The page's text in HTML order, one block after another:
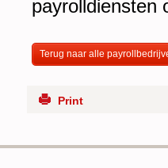
payrolldiensten
Terug naar alle
Print